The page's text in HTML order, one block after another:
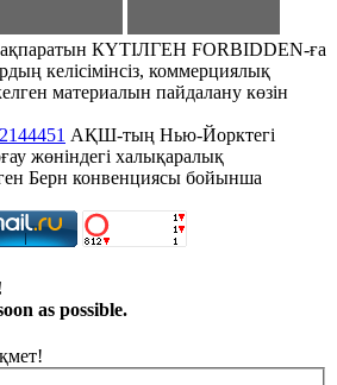
ақпаратын КҮТІЛГЕН FORBIDDEN-ға
келісімінсіз, коммерциялық
материалын пайдалану көзін
АҚШ-тың Нью-Йорктегі
жөніндегі халықаралық
Берн конвенциясы бойынша
as possible.